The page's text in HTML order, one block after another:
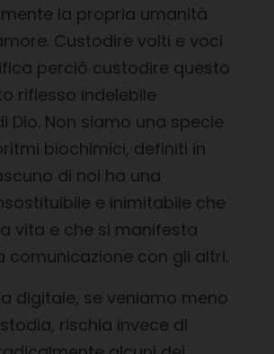
la propria umanità
Custodire volti e voci
perciò custodire questo
riflesso indelebile
Dio. Non siamo una specie
biochimici, definiti in
di noi ha una
e inimitabile che
vita e che si manifesta
comunicazione con gli altri.
digitale, se veniamo meno
rischia invece di